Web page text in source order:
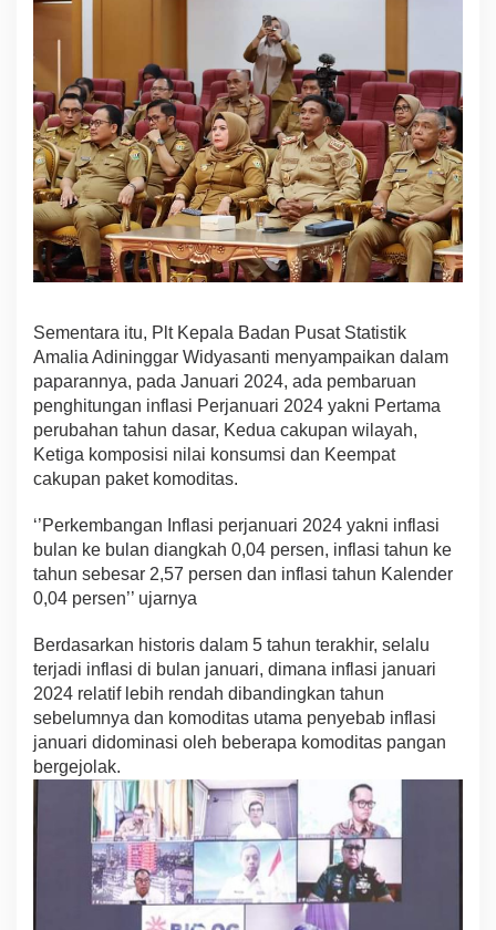
Sementara itu, Plt Kepala Badan Pusat Statistik
Amalia Adininggar Widyasanti menyampaikan dalam
paparannya, pada Januari 2024, ada pembaruan
penghitungan inflasi Perjanuari 2024 yakni Pertama
perubahan tahun dasar, Kedua cakupan wilayah,
Ketiga komposisi nilai konsumsi dan Keempat
cakupan paket komoditas.
‘’Perkembangan Inflasi perjanuari 2024 yakni inflasi
bulan ke bulan diangkah 0,04 persen, inflasi tahun ke
tahun sebesar 2,57 persen dan inflasi tahun Kalender
0,04 persen’’ ujarnya
Berdasarkan historis dalam 5 tahun terakhir, selalu
terjadi inflasi di bulan januari, dimana inflasi januari
2024 relatif lebih rendah dibandingkan tahun
sebelumnya dan komoditas utama penyebab inflasi
januari didominasi oleh beberapa komoditas pangan
bergejolak.